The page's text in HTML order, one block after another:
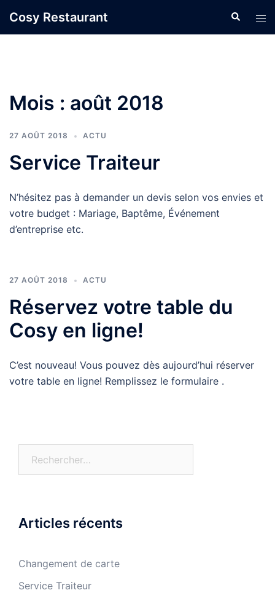
auCosy Restaurant
le
Mois : août 2018
27 AOÛT 2018 ACTU
Service Traiteur
N’hésitez pas à demander un devis selon vos envies et
votre budget : Mariage, Baptême, Événement
d’entreprise etc.
27 AOÛT 2018 ACTU
Réservez votre table du
Cosy en ligne!
C’est nouveau! Vous pouvez dès aujourd’hui réserver
votre table en ligne! Remplissez le formulaire .
Articles récents
Changement de carte
Service Traiteur